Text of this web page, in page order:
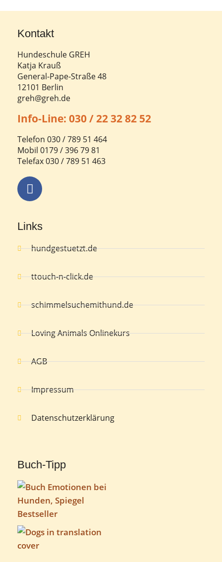
Kontakt
Hundeschule GREH
Katja Krauß
General-Pape-Straße 48
12101 Berlin
greh@greh.de
Info-Line: 030 / 22 32 82 52
Telefon 030 / 789 51 464
Mobil 0179 / 396 79 81
Telefax 030 / 789 51 463
Links
hundgestuetzt.de
ttouch-n-click.de
schimmelsuchemithund.de
Loving Animals Onlinekurs
AGB
Impressum
Datenschutzerklärung
Buch-Tipp